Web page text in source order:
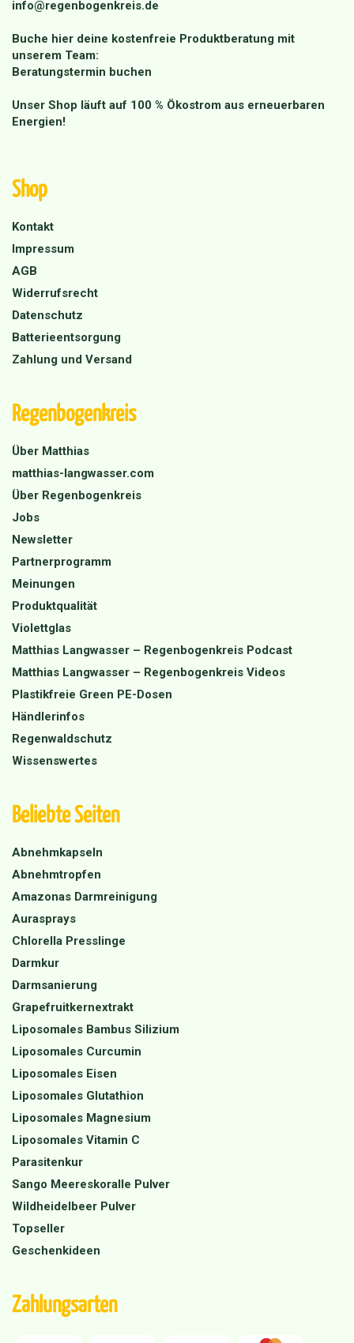
info@regenbogenkreis.de
Buche hier deine kostenfreie Produktberatung mit
unserem Team:
Beratungstermin buchen
Unser Shop läuft auf 100 % Ökostrom aus erneuerbaren
Energien!
Shop
Kontakt
Impressum
AGB
Widerrufsrecht
Datenschutz
Batterieentsorgung
Zahlung und Versand
Regenbogenkreis
Über Matthias
matthias-langwasser.com
Über Regenbogenkreis
Jobs
Newsletter
Partnerprogramm
Meinungen
Produktqualität
Violettglas
Matthias Langwasser – Regenbogenkreis Podcast
Matthias Langwasser – Regenbogenkreis Videos
Plastikfreie Green PE-Dosen
Händlerinfos
Regenwaldschutz
Wissenswertes
Beliebte Seiten
Abnehmkapseln
Abnehmtropfen
Amazonas Darmreinigung
Aurasprays
Chlorella Presslinge
Darmkur
Darmsanierung
Grapefruitkernextrakt
Liposomales Bambus Silizium
Liposomales Curcumin
Liposomales Eisen
Liposomales Glutathion
Liposomales Magnesium
Liposomales Vitamin C
Parasitenkur
Sango Meereskoralle Pulver
Wildheidelbeer Pulver
Topseller
Geschenkideen
Zahlungsarten